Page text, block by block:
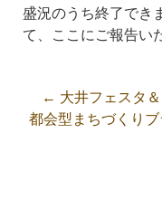
盛況のうち終了でき
て、ここにご報告い
← 大井フェスタ
都会型まちづくり